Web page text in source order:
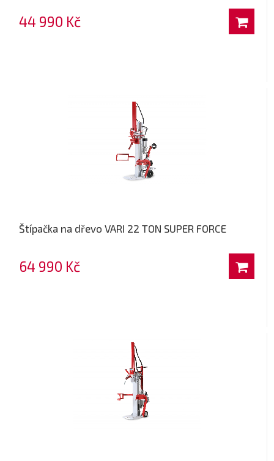
44 990 Kč
Štípačka na dřevo VARI 22 TON SUPER FORCE
64 990 Kč